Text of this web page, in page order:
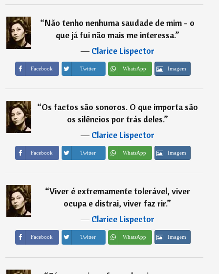
“Não tenho nenhuma saudade de mim - o
que já fui não mais me interessa.”
―Clarice Lispector
Facebook Twitter WhatsApp Imagem
“Os factos são sonoros. O que importa são
os silêncios por trás deles.”
―Clarice Lispector
Facebook Twitter WhatsApp Imagem
“Viver é extremamente tolerável, viver
ocupa e distrai, viver faz rir.”
―Clarice Lispector
Facebook Twitter WhatsApp Imagem